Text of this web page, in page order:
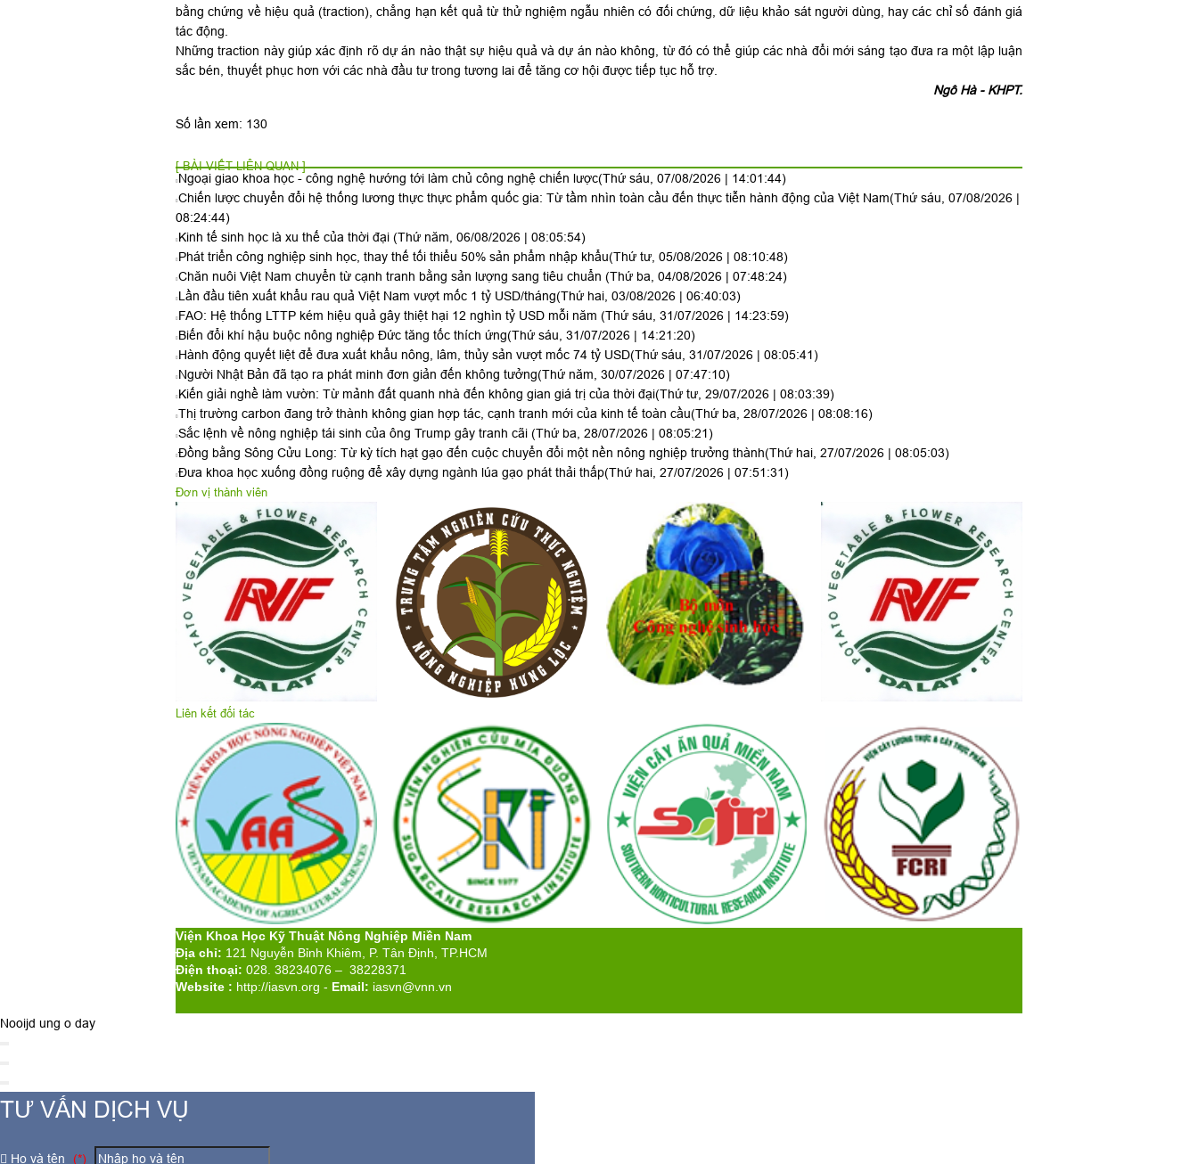
bằng chứng về hiệu quả (traction), chẳng hạn kết quả từ thử nghiệm ngẫu nhiên có đối chứng, dữ liệu khảo sát người dùng, hay các chỉ số đánh giá
tác động.
Những traction này giúp xác định rõ dự án nào thật sự hiệu quả và dự án nào không, từ đó có thể giúp các nhà đổi mới sáng tạo đưa ra một lập luận
sắc bén, thuyết phục hơn với các nhà đầu tư trong tương lai để tăng cơ hội được tiếp tục hỗ trợ.
Ngô Hà - KHPT.
Số lần xem: 130
[ BÀI VIẾT LIÊN QUAN ]
Ngoại giao khoa học - công nghệ hướng tới làm chủ công nghệ chiến lược(Thứ sáu, 07/08/2026 | 14:01:44)
Chiến lược chuyển đổi hệ thống lương thực thực phẩm quốc gia: Từ tầm nhìn toàn cầu đến thực tiễn hành động của Việt Nam(Thứ sáu, 07/08/2026 |
08:24:44)
Kinh tế sinh học là xu thế của thời đại (Thứ năm, 06/08/2026 | 08:05:54)
Phát triển công nghiệp sinh học, thay thế tối thiểu 50% sản phẩm nhập khẩu(Thứ tư, 05/08/2026 | 08:10:48)
Chăn nuôi Việt Nam chuyển từ cạnh tranh bằng sản lượng sang tiêu chuẩn (Thứ ba, 04/08/2026 | 07:48:24)
Lần đầu tiên xuất khẩu rau quả Việt Nam vượt mốc 1 tỷ USD/tháng(Thứ hai, 03/08/2026 | 06:40:03)
FAO: Hệ thống LTTP kém hiệu quả gây thiệt hại 12 nghìn tỷ USD mỗi năm (Thứ sáu, 31/07/2026 | 14:23:59)
Biến đổi khí hậu buộc nông nghiệp Đức tăng tốc thích ứng(Thứ sáu, 31/07/2026 | 14:21:20)
Hành động quyết liệt để đưa xuất khẩu nông, lâm, thủy sản vượt mốc 74 tỷ USD(Thứ sáu, 31/07/2026 | 08:05:41)
Người Nhật Bản đã tạo ra phát minh đơn giản đến không tưởng(Thứ năm, 30/07/2026 | 07:47:10)
Kiến giải nghề làm vườn: Từ mảnh đất quanh nhà đến không gian giá trị của thời đại(Thứ tư, 29/07/2026 | 08:03:39)
Thị trường carbon đang trở thành không gian hợp tác, cạnh tranh mới của kinh tế toàn cầu(Thứ ba, 28/07/2026 | 08:08:16)
Sắc lệnh về nông nghiệp tái sinh của ông Trump gây tranh cãi (Thứ ba, 28/07/2026 | 08:05:21)
Đồng bằng Sông Cửu Long: Từ kỳ tích hạt gạo đến cuộc chuyển đổi một nền nông nghiệp trưởng thành(Thứ hai, 27/07/2026 | 08:05:03)
Đưa khoa học xuống đồng ruộng để xây dựng ngành lúa gạo phát thải thấp(Thứ hai, 27/07/2026 | 07:51:31)
Đơn vị thành viên
Liên kết đối tác
Viện Khoa Học Kỹ Thuật Nông Nghiệp Miền Nam
Địa chỉ: 121 Nguyễn Bỉnh Khiêm, P. Tân Định, TP.HCM
Điện thoại: 028. 38234076 – 38228371
Website : http://iasvn.org - Email: iasvn@vnn.vn
Nooijd ung o day
TƯ VẤN DỊCH VỤ
Họ và tên (*)